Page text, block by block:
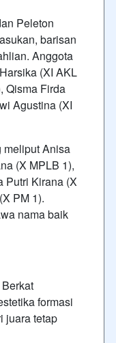
Peleton
barisan
Anggota
(XI AKL
Qisma Firda
Agustina (XI
meliput Anisa
(X MPLB 1),
Putri Kirana (X
PM 1).
nama baik
formasi
juara tetap